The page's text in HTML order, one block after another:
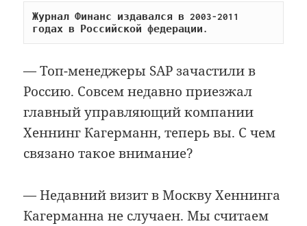
Журнал Финанс издавался в 2003-2011
годах в Российской федерации.
— Топ-менеджеры SAP зачастили в
Россию. Совсем недавно приезжал
главный управляющий компании
Хеннинг Кагерманн, теперь вы. С чем
связано такое внимание?
— Недавний визит в Москву Хеннинга
Кагерманна не случаен. Мы считаем